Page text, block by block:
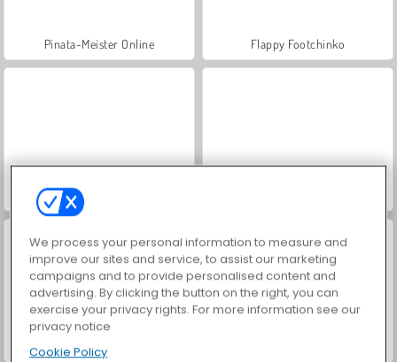
Pinata-Meister Online Flappy Footchinko
Musikalische Linie 3
Rope Unroll
We process your personal information to measure and
improve our sites and service, to assist our marketing
campaigns and to provide personalised content and
advertising. By clicking the button on the right, you can
exercise your privacy rights. For more information see our
privacy notice
Cookie Policy